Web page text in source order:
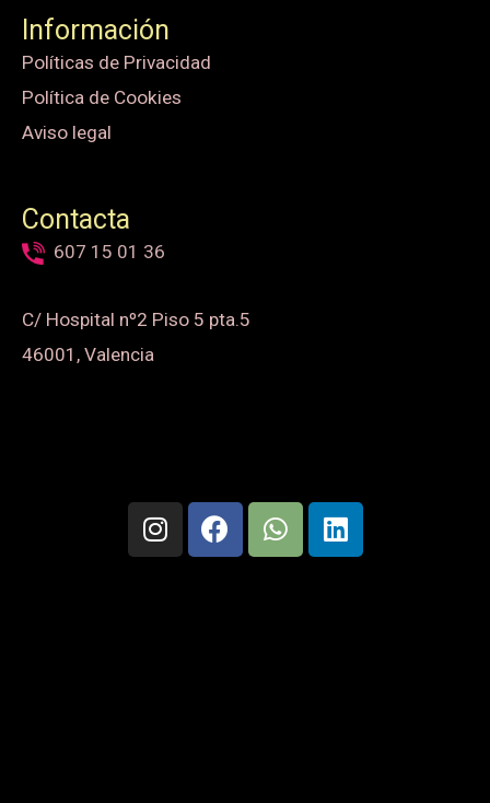
Información
Políticas de Privacidad
Política de Cookies
Aviso legal
Contacta
607 15 01 36
C/ Hospital nº2 Piso 5 pta.5
46001, Valencia